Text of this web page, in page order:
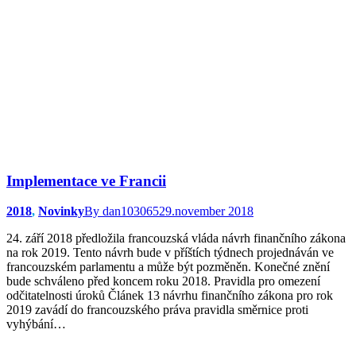
Implementace ve Francii
2018, NovinkyBy dan10306529.november 2018
24. září 2018 předložila francouzská vláda návrh finančního zákona
na rok 2019. Tento návrh bude v příštích týdnech projednáván ve
francouzském parlamentu a může být pozměněn. Konečné znění
bude schváleno před koncem roku 2018. Pravidla pro omezení
odčitatelnosti úroků Článek 13 návrhu finančního zákona pro rok
2019 zavádí do francouzského práva pravidla směrnice proti
vyhýbání…